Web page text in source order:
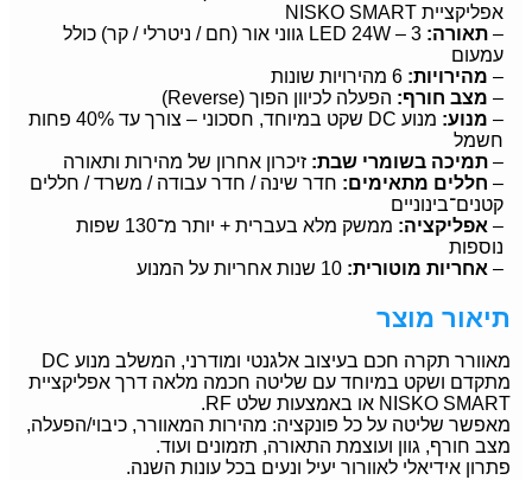
אפליקציית NISKO SMART
– תאורה:
LED 24W – 3 גווני אור (חם / ניטרלי / קר) כולל
עמעום
– מהירויות:
– מצב חורף: הפעלה לכיוון הפוך (Reverse)
– מנוע:
מנוע DC שקט במיוחד, חסכוני – צורך עד 40% פחות
חשמל
– תמיכה בשומרי שבת: זיכרון אחרון של מהירות ותאורה
– חללים מתאימים: חדר שינה / חדר עבודה / משרד / חללים
קטנים־בינוניים
– אפליקציה:
ממשק מלא בעברית + יותר מ־130 שפות
נוספות
– אחריות מוטורית:
תיאור מוצר
מאוורר תקרה חכם בעיצוב אלגנטי ומודרני, המשלב מנוע DC
מתקדם ושקט במיוחד עם שליטה חכמה מלאה דרך אפליקציית
NISKO SMART או באמצעות שלט RF.
מאפשר שליטה על כל פונקציה: מהירות המאוורר, כיבוי/הפעלה,
מצב חורף, גוון ועוצמת התאורה, תזמונים ועוד.
פתרון אידיאלי לאוורור יעיל ונעים בכל עונות השנה.